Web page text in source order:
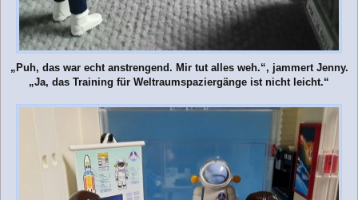
„Puh, das war echt anstrengend. Mir tut alles weh.“, jammert Jenny.
„Ja, das Training für Weltraumspaziergänge ist nicht leicht.“